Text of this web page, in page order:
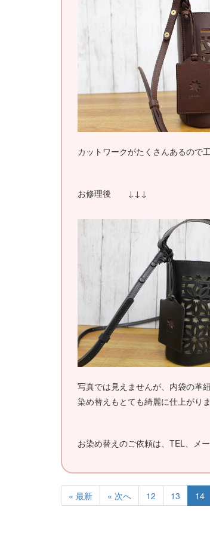
カットワークがたくさんあるので
お修理後 ↓↓↓
写真では見えませんが、内袋の革
染め替えもとても綺麗に仕上がり
お染め替えのご依頼は、TEL、メ
« 最新 « 次へ 12 13 14